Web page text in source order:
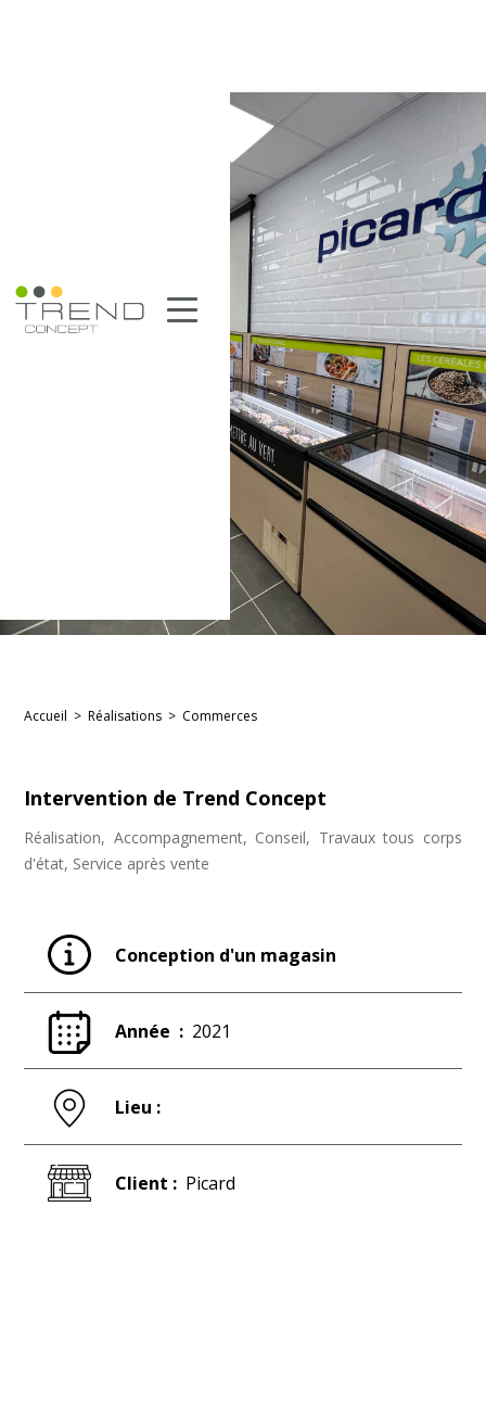
Accueil > Réalisations > Commerces
Intervention de Trend Concept
Réalisation, Accompagnement, Conseil, Travaux tous corps
d'état, Service après vente
Conception d'un magasin
Année : 2021
Lieu :
Client : Picard